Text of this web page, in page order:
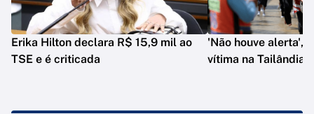
Erika Hilton declara R$ 15,9 mil ao
TSE e é criticada
'Não houve alerta',
vítima na Tailândia